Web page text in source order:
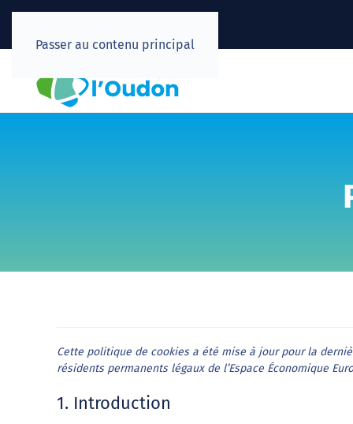
Passer au contenu principal
Cette politique de cookies a été mise à jour pour la
résidents permanents légaux de l’Espace Économique
1. Introduction